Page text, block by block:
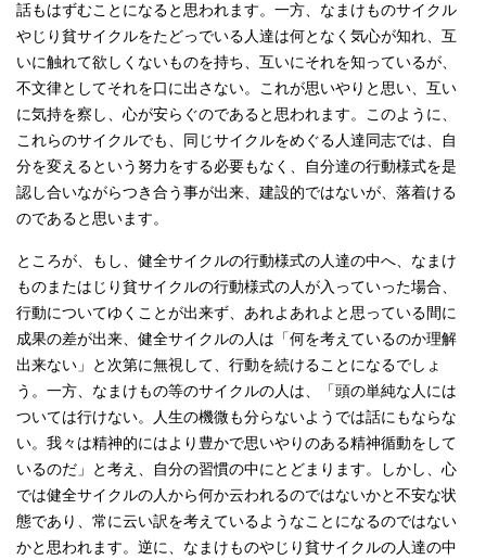
話もはずむことになると思われます。一方、なまけものサイクル
やじり貧サイクルをたどっでいる人達は何となく気心が知れ、互
いに触れて欲しくないものを持ち、互いにそれを知っているが、
不文律としてそれを口に出さない。これが思いやりと思い、互い
に気持を察し、心が安らぐのであると思われます。このように、
これらのサイクルでも、同じサイクルをめぐる人達同志では、自
分を変えるという努力をする必要もなく、自分達の行動様式を是
認し合いながらつき合う事が出来、建設的ではないが、落着ける
のであると思います。
ところが、もし、健全サイクルの行動様式の人達の中へ、なまけ
ものまたはじり貧サイクルの行動様式の人が入っていった場合、
行動についてゆくことが出来ず、あれよあれよと思っている間に
成果の差が出来、健全サイクルの人は「何を考えているのか理解
出来ない」と次第に無視して、行動を続けることになるでしょ
う。一方、なまけもの等のサイクルの人は、「頭の単純な人には
ついては行けない。人生の機微も分らないようでは話にもならな
い。我々は精神的にはより豊かで思いやりのある精神循動をして
いるのだ」と考え、自分の習慣の中にとどまります。しかし、心
では健全サイクルの人から何か云われるのではないかと不安な状
態であり、常に云い訳を考えているようなことになるのではない
かと思われます。逆に、なまけものやじり貧サイクルの人達の中